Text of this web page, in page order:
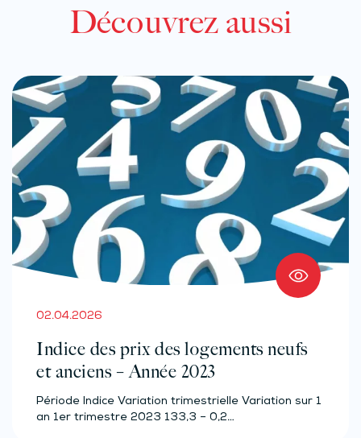
Découvrez aussi
02.04.2026
Indice des prix des logements neufs
et anciens – Année 2023
Période Indice Variation trimestrielle Variation sur 1
an 1er trimestre 2023 133,3 – 0,2…